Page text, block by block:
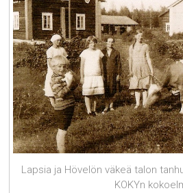
Lapsia ja Hövelön väkeä talon
KOKYn